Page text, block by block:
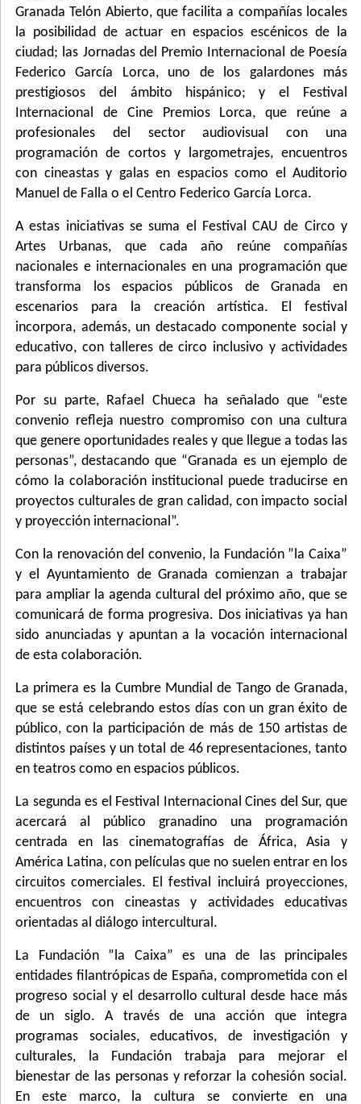
Granada Telón Abierto, que facilita a compañías locales
la posibilidad de actuar en espacios escénicos de la
ciudad; las Jornadas del Premio Internacional de Poesía
Federico García Lorca, uno de los galardones más
prestigiosos del ámbito hispánico; y el Festival
Internacional de Cine Premios Lorca, que reúne a
profesionales del sector audiovisual con una
programación de cortos y largometrajes, encuentros
con cineastas y galas en espacios como el Auditorio
Manuel de Falla o el Centro Federico García Lorca.
A estas iniciativas se suma el Festival CAU de Circo y
Artes Urbanas, que cada año reúne compañías
nacionales e internacionales en una programación que
transforma los espacios públicos de Granada en
escenarios para la creación artística. El festival
incorpora, además, un destacado componente social y
educativo, con talleres de circo inclusivo y actividades
para públicos diversos.
Por su parte, Rafael Chueca ha señalado que “este
convenio refleja nuestro compromiso con una cultura
que genere oportunidades reales y que llegue a todas las
personas”, destacando que “Granada es un ejemplo de
cómo la colaboración institucional puede traducirse en
proyectos culturales de gran calidad, con impacto social
y proyección internacional”.
Con la renovación del convenio, la Fundación ”la Caixa”
y el Ayuntamiento de Granada comienzan a trabajar
para ampliar la agenda cultural del próximo año, que se
comunicará de forma progresiva. Dos iniciativas ya han
sido anunciadas y apuntan a la vocación internacional
de esta colaboración.
La primera es la Cumbre Mundial de Tango de Granada,
que se está celebrando estos días con un gran éxito de
público, con la participación de más de 150 artistas de
distintos países y un total de 46 representaciones, tanto
en teatros como en espacios públicos.
La segunda es el Festival Internacional Cines del Sur, que
acercará al público granadino una programación
centrada en las cinematografías de África, Asia y
América Latina, con películas que no suelen entrar en los
circuitos comerciales. El festival incluirá proyecciones,
encuentros con cineastas y actividades educativas
orientadas al diálogo intercultural.
La Fundación ”la Caixa” es una de las principales
entidades filantrópicas de España, comprometida con el
progreso social y el desarrollo cultural desde hace más
de un siglo. A través de una acción que integra
programas sociales, educativos, de investigación y
culturales, la Fundación trabaja para mejorar el
bienestar de las personas y reforzar la cohesión social.
En este marco, la cultura se convierte en una